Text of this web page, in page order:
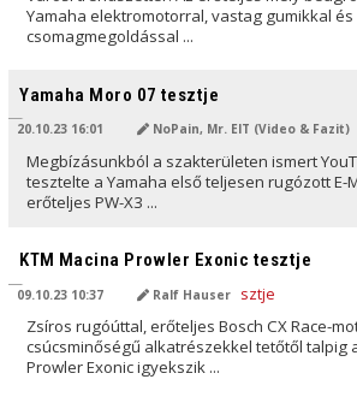
Yamaha elektromotorral, vastag gumikkal
csomagmegoldással ...
Yamaha Moro 07 tesztje
20.10.23 16:01 NoPain, Mr. EIT (Video & Fazit)
Megbízásunkból a szakterületen ismert
tesztelte a Yamaha első teljesen rugózott E-
erőteljes PW-X3 ...
KTM Macina Prowler Exonic tesztje
09.10.23 10:37 Ralf Hauser
Zsíros rugóúttal, erőteljes Bosch CX Race-
csúcsminőségű alkatrészekkel tetőtől talpig
Prowler Exonic igyekszik ...